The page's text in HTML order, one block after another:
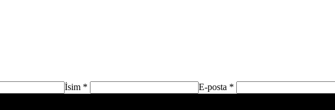
İsim * E-posta *